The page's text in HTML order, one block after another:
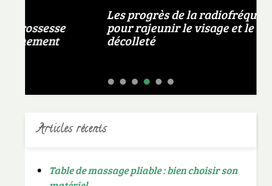
Les progrès de la radiofréquence
pour rajeunir le visage et le
décolleté
Articles récents
Table de massage pliable : bien choisir son